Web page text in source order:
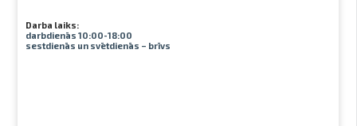
Darba laiks:
darbdienās 10:00-18:00
sestdienās un svētdienās – brīvs